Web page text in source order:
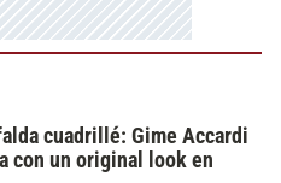
cuadrillé: Gime Accardi
con un original look en